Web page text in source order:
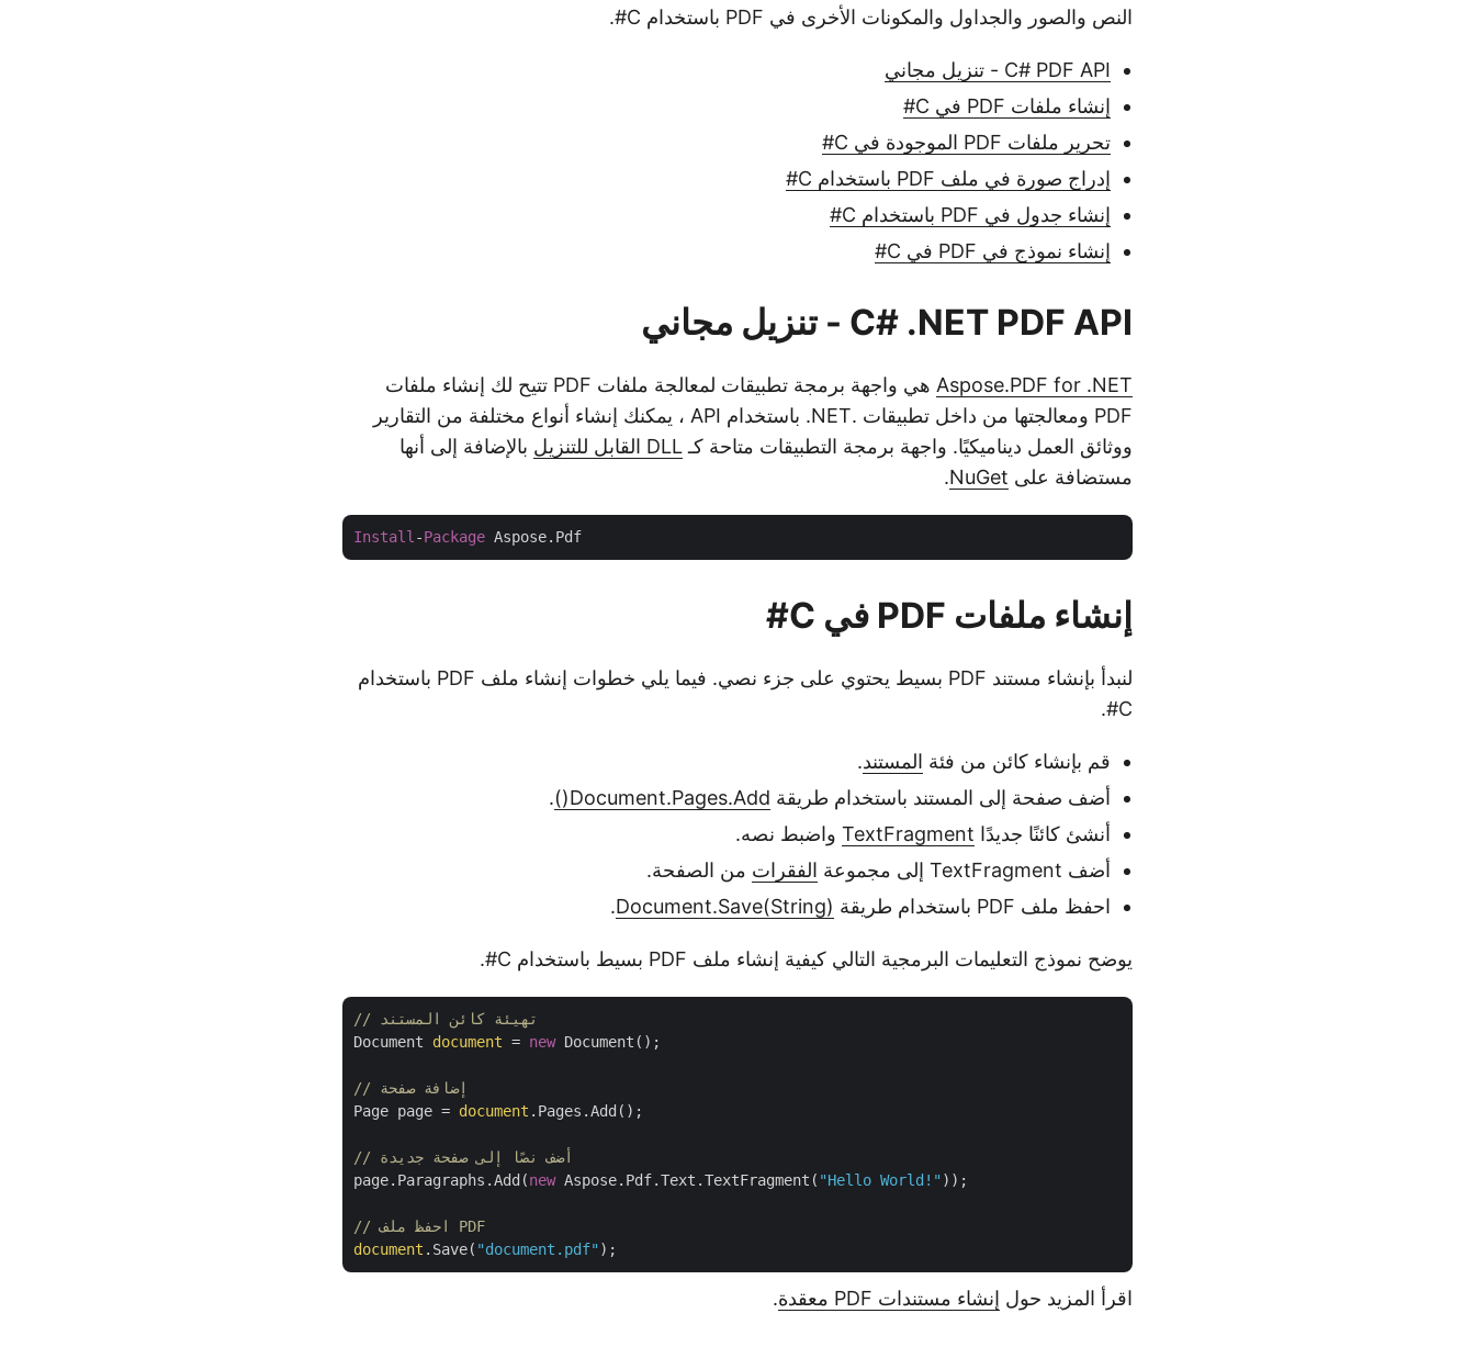
النص والصور والجداول والمكونات الأخرى في PDF باستخدام C#.
C# PDF API - تنزيل مجاني
إنشاء ملفات PDF في C#
تحرير ملفات PDF الموجودة في C#
إدراج صورة في ملف PDF باستخدام C#
إنشاء جدول في PDF باستخدام C#
إنشاء نموذج في PDF في C#
C# .NET PDF API - تنزيل مجاني
Aspose.PDF for .NET
هي واجهة برمجة تطبيقات لمعالجة ملفات PDF تتيح لك إنشاء ملفات
PDF ومعالجتها من داخل تطبيقات .NET. باستخدام API ، يمكنك إنشاء أنواع مختلفة من التقارير
ووثائق العمل ديناميكيًا. واجهة برمجة التطبيقات متاحة كـ DLL القابل للتنزيل
بالإضافة إلى أنها
مستضافة على NuGet
.
Install -Package
إنشاء ملفات PDF في C#
لنبدأ بإنشاء مستند PDF بسيط يحتوي على جزء نصي. فيما يلي خطوات إنشاء ملف PDF باستخدام
C#.
قم بإنشاء كائن من فئة المستند.
أضف صفحة إلى المستند باستخدام طريقة Document.Pages.Add()
.
أنشئ كائنًا جديدًا TextFragment واضبط نصه.
أضف TextFragment إلى مجموعة
الفقرات من الصفحة.
احفظ ملف PDF باستخدام طريقة
Document.Save(String)
.
يوضح نموذج التعليمات البرمجية التالي كيفية إنشاء ملف PDF بسيط باستخدام C#.
// تهيئة كائن المستند
Document document = new Document();
// إضافة صفحة
Page page = document .Pages.Add();
// أضف نصًا إلى صفحة جديدة
page.Paragraphs.Add(new Aspose.Pdf.Text.TextFragment( "Hello World!" ));
// احفظ ملف PDF
document .Save( "document.pdf"
اقرأ المزيد حول إنشاء مستندات PDF معقدة .